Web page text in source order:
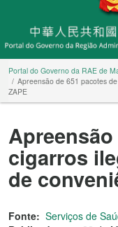
Portal do Governo da RAE de
Apreensão de 651 pacotes
ZAPE
cigarros
de
Fonte: Serviços de